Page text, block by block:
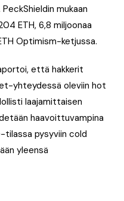
mukaan
ETH, 6,8 miljoonaa
Optimism-ketjussa.
että hakkerit
yhteydessä oleviin hot
laajamittaisen
haavoittuvampina
tilassa pysyviin cold
yleensä